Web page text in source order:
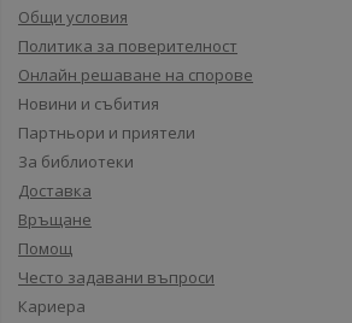
Общи условия
Политика за поверителност
Онлайн решаване на спорове
Новини и събития
Партньори и приятели
За библиотеки
Доставка
Връщане
Помощ
Често задавани въпроси
Кариера